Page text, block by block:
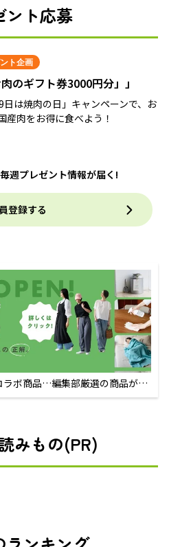
ント応募
ト企画
肉のギフト券3000円分」」
日は焼肉の日」キャンペーンで、お
産肉をお得に食べよう！
週プレゼント情報が届く!
登録する
ラボ商品…編集部厳選の商品が買
みもの(PR)